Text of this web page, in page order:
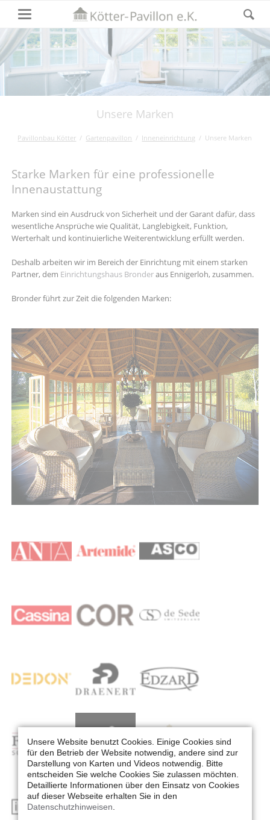
Unsere Marken
Pavillonbau Kötter Gartenpavillon Inneneinrichtung Unsere Marken
Starke Marken für eine professionelle
Innenaustattung
Marken sind ein Ausdruck von Sicherheit und der Garant dafür, dass
wesentliche Ansprüche wie Qualität, Langlebigkeit, Funktion,
Werterhalt und kontinuierliche Weiterentwicklung erfüllt werden.
Deshalb arbeiten wir im Bereich der Einrichtung mit einem starken
Partner, dem Einrichtungshaus Bronderaus Ennigerloh, zusammen.
Bronder führt zur Zeit die folgenden Marken:
Unsere Website benutzt Cookies. Einige Cookies sind
für den Betrieb der Website notwendig, andere sind zur
Darstellung von Karten und Videos notwendig. Bitte
entscheiden Sie welche Cookies Sie zulassen möchten.
Detaillierte Informationen über den Einsatz von Cookies
auf dieser Webseite erhalten Sie in den
Datenschutzhinweisen